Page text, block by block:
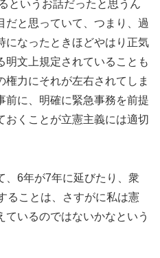
というお話だったと思うん
だと思っていて、つまり、過
になったときほどやはり正気
明文上規定されていることも
権力にそれが左右されてしま
前に、明確に緊急事務を前提
おくことが立憲主義には適切
、6年が7年に延びたり、衆
ることは、さすがに私は憲
いるのではないかなという